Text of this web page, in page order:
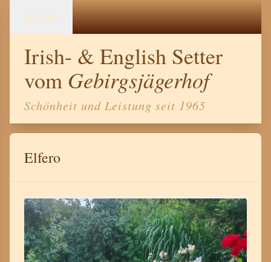
Menü
Irish- & English Setter
vom Gebirgsjägerhof
Schönheit und Leistung seit 1965
Elfero